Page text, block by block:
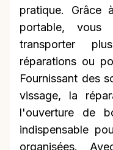
pratique. Grâce
portable,
transporter
réparations ou
Fournissant des
vissage, la
l'ouverture de
indispensable
organisées.